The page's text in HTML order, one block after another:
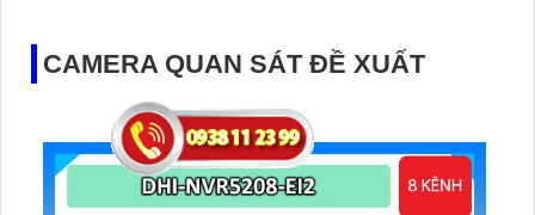
ngoại với tầm quan sát 30m, giúp quan sát ban đêm sáng
đẹp và rõ ràng
CAMERA QUAN SÁT ĐỀ XUẤT